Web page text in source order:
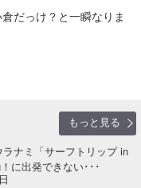
だっけ？と一瞬なりま
もっと見る
ラナミ「サーフトリップ in
に出発できない･･･